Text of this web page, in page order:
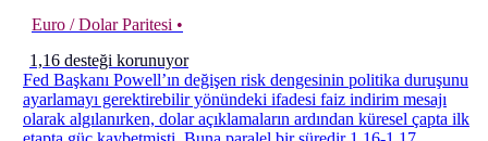
Euro / Dolar Paritesi •
1,16 desteği korunuyor
Fed Başkanı Powell’ın değişen risk dengesinin politika duruşunu
ayarlamayı gerektirebilir yönündeki ifadesi faiz indirim mesajı
olarak algılanırken, dolar açıklamaların ardından küresel çapta ilk